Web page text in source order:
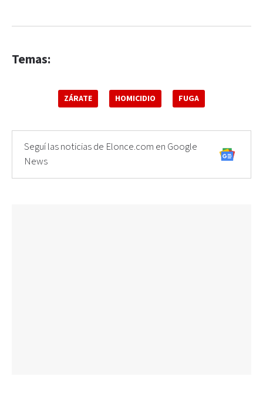
Temas:
ZÁRATE HOMICIDIO FUGA
Seguí las noticias de Elonce.com en Google
News